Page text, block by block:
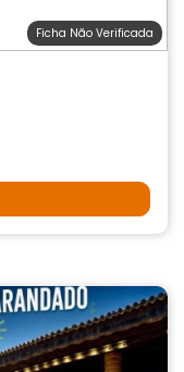
Ficha Não Verificada